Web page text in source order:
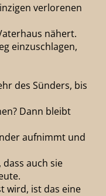
verlorenen
nähert.
einzuschlagen,
des Sünders, bis
Dann bleibt
aufnimmt und
auch sie
wird, ist das eine